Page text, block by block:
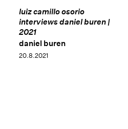
luiz camillo osorio
interviews daniel buren |
2021
daniel buren
20.8.2021